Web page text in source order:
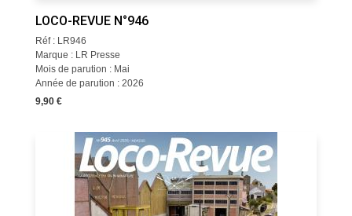
LOCO-REVUE N°946
Réf : LR946
Marque : LR Presse
Mois de parution : Mai
Année de parution : 2026
9,90 €